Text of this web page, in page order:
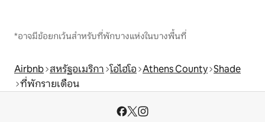
*อาจมีข้อยกเว้นสำหรับที่พักบางแห่งในบางพื้นที่
Airbnb สหรัฐอเมริกา โอไฮโอ Athens County Shade
ที่พักรายเดือน